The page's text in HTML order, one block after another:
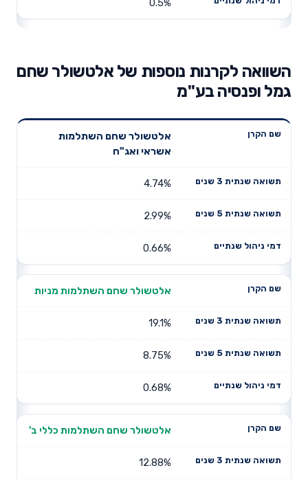
השוואה לקרנות נוספות של אלטשולר שחם
גמל ופנסיה בע"מ
שנתית 3
תשואה
אלטשולר שחם השתלמות
אשראי ואג"ח
4.74%
2.99%
0.66%
אלטשולר שחם השתלמות מניות
19.1%
8.75%
0.68%
אלטשולר שחם השתלמות כללי ב'
12.88%